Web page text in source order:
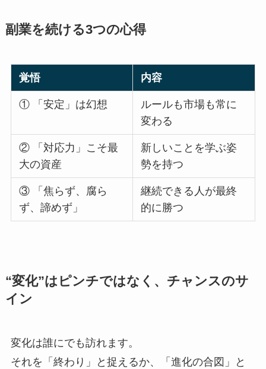
副業を続ける3つの心得
覚悟 内容
① 「安定」は幻想
ルールも市場も常に
変わる
② 「対応力」こそ最
大の資産
新しいことを学ぶ姿
勢を持つ
③ 「焦らず、腐ら
ず、諦めず」
継続できる人が最終
的に勝つ
“変化”はピンチではなく、チャンスのサ
イン
変化は誰にでも訪れます。
それを「終わり」と捉えるか、「進化の合図」と